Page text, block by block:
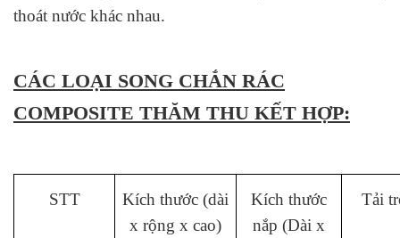
thoát nước khác nhau.
CÁC LOẠI SONG CHẮN RÁC
COMPOSITE THĂM THU KẾT HỢP:
STT
Kích thước (dài
x rộng x cao)
Kích thước
nắp (Dài x
Tải